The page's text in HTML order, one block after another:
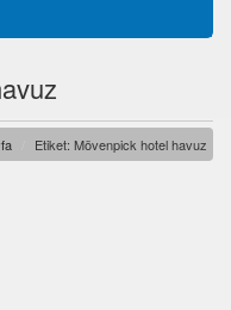
Etiket: Mövenpick hotel havuz